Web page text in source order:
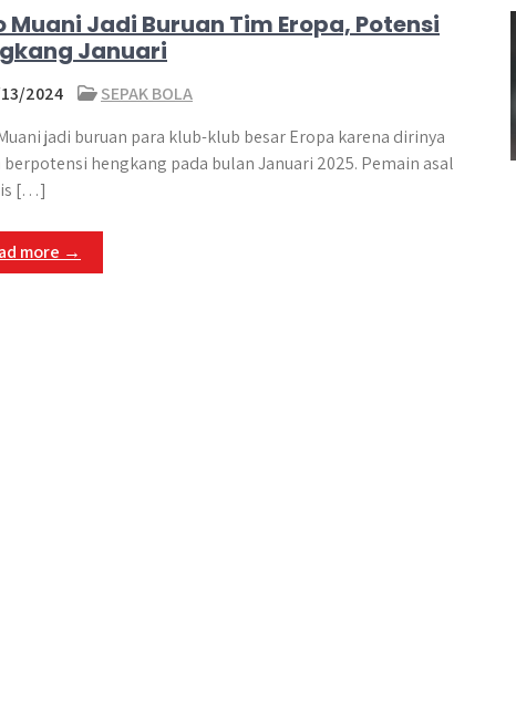
Muani Jadi Buruan Tim Eropa, Potensi
Januari
2024
SEPAK BOLA
jadi buruan para klub-klub besar Eropa karena dirinya
berpotensi hengkang pada bulan Januari 2025. Pemain asal
[…]
more →